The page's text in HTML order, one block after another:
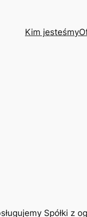
Kim jesteśmy
Spółki z